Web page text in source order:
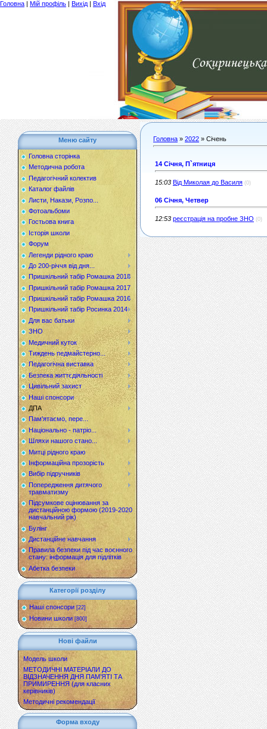
Головна | Мій профіль | Вихід | Вхід
Меню сайту
Головна сторінка
Методична робота
Педагогічний колектив
Каталог файлів
Листи, Накази, Розпо...
Фотоальбоми
Гостьова книга
Історія школи
Форум
Легенди рідного краю
До 200-річчя від дня...
Пришкільний табір Ромашка 2018
Пришкільний табір Ромашка 2017
Пришкільний табір Ромашка 2016
Пришкільний табір Росинка 2014
Для вас батьки
ЗНО
Медичний куток
Тиждень педмайстерно...
Педагогічна виставка
Безпека життєдіяльності
Цивільний захист
Наші спонсори
ДПА
Пам'ятаємо, пере...
Національно - патріо...
Шляхи нашого стано...
Митці рідного краю
Інформаційна прозорість
Вибір підручників
Попередження дитячого
травматизму
Підсумкове оцінювання за
дистанційною формою (2019-2020
навчальний рік)
Булінг
Дистанційне навчання
Правила безпеки під час воєнного
стану: інформація для підлітків
Абетка безпеки
Категорії розділу
Наші спонсори [22]
Новини школи [800]
Нові файли
Модель школи
МЕТОДИЧНІ МАТЕРІАЛИ ДО
ВІДЗНАЧЕННЯ ДНЯ ПАМ’ЯТІ ТА
ПРИМИРЕННЯ (для класних
керівників)
Методичні рекомендації
Форма входу
Головна » 2022 » Січень
14 Січня, П`ятниця
15:03 Від Миколая до Василя (0)
06 Січня, Четвер
12:53 реєстрація на пробне ЗНО (0)